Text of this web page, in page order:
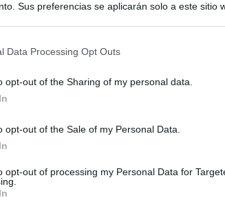
Sus preferencias se aplicarán solo a este sitio
Data Processing Opt Outs
opt-out of the Sharing of my personal data.
opt-out of the Sale of my Personal Data.
opt-out of processing my Personal Data for
daily press directory that gives access to the world's largest
readable image taken from today's frontpage cover of each